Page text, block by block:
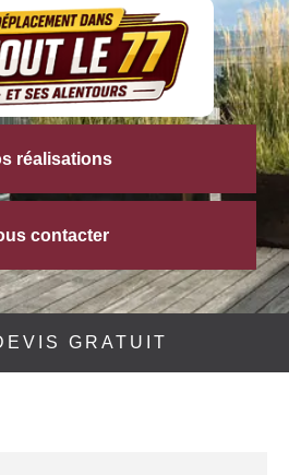
réalisations
contacter
GRATUIT